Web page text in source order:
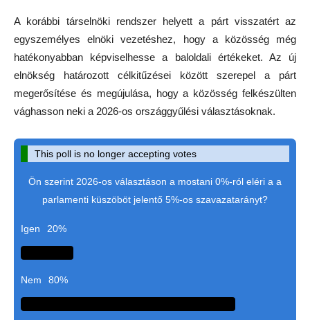
A korábbi társelnöki rendszer helyett a párt visszatért az
egyszemélyes elnöki vezetéshez, hogy a közösség még
hatékonyabban képviselhesse a baloldali értékeket. Az új
elnökség határozott célkitűzései között szerepel a párt
megerősítése és megújulása, hogy a közösség felkészülten
vághasson neki a 2026-os országgyűlési választásoknak.
This poll is no longer accepting votes
Ön szerint 2026-os választáson a mostani 0%-ról eléri a a
parlamenti küszöböt jelentő 5%-os szavazatarányt?
Igen 20%
Nem 80%